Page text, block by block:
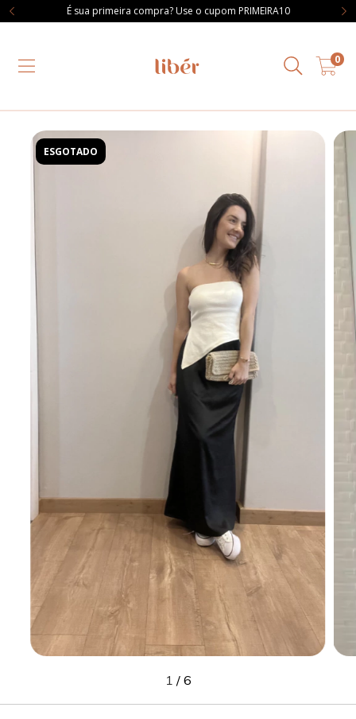
É sua primeira compra? Use o cupom PRIMEIRA10
0
ESGOTADO
1 / 6